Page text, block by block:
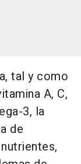
tal y como
A, C,
3, la
de